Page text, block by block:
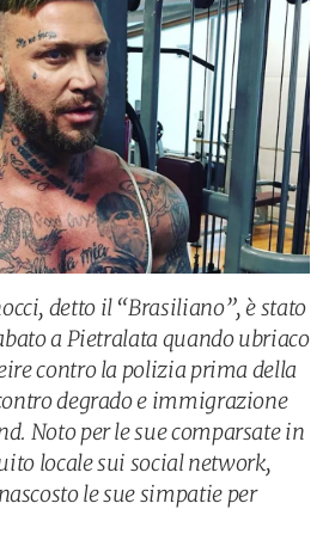
detto il “Brasiliano”, è stato
a Pietralata quando ubriaco
contro la polizia prima della
degrado e immigrazione
Noto per le sue comparsate in
locale sui social network,
le sue simpatie per